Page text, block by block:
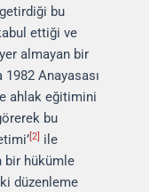
bu
ettiği ve
almayan bir
1982 Anayasası
ahlak eğitimini
bu
[2] ile
bir hükümle
düzenleme